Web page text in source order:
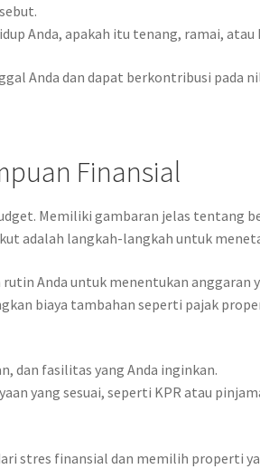
Anda, apakah itu tenang, ramai, atau
Anda dan dapat berkontribusi pada
Finansial
Memiliki gambaran jelas tentang
adalah langkah-langkah untuk
Anda untuk menentukan anggaran
biaya tambahan seperti pajak
dan fasilitas yang Anda inginkan.
yang sesuai, seperti KPR atau
stres finansial dan memilih properti